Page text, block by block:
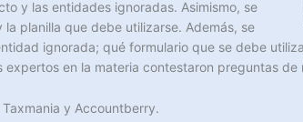
y las entidades ignoradas. Asimismo, se
planilla que debe utilizarse. Además, se
ignorada; qué formulario que se debe
en la materia contestaron preguntas de
y Accountberry.